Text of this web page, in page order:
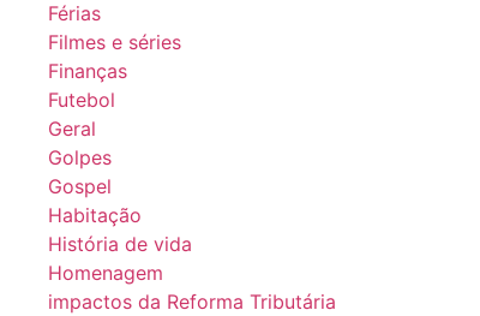
Férias
Filmes e séries
Finanças
Futebol
Geral
Golpes
Gospel
Habitação
História de vida
Homenagem
impactos da Reforma Tributária